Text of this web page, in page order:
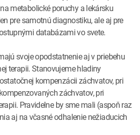
metabolické poruchy a lekársku
pre samotnú diagnostiku, ale aj pre
databázami vo svete.
svoje opodstatnenie aj v priebehu
terapii. Stanovujeme hladiny
kompenzácii záchvatov, pri
záchvatov, pri
Pravidelne by sme mali (aspoň raz
aj na včasné odhalenie nežiaducich